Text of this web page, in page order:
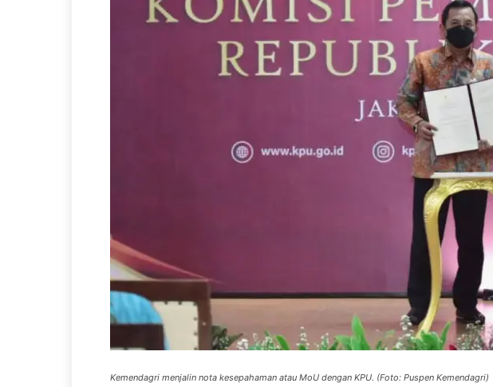
Kemendagri menjalin nota kesepahaman atau MoU dengan KPU. (Foto: Puspen Kemendagri)